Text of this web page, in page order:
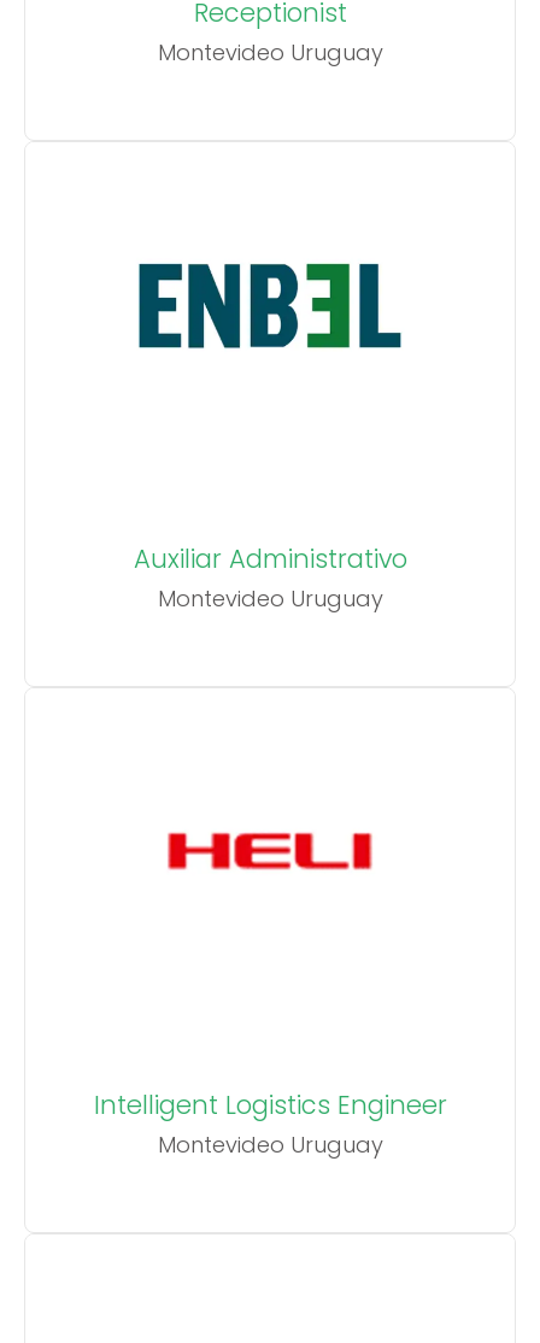
Receptionist
Montevideo Uruguay
Auxiliar Administrativo
Montevideo Uruguay
Intelligent Logistics Engineer
Montevideo Uruguay